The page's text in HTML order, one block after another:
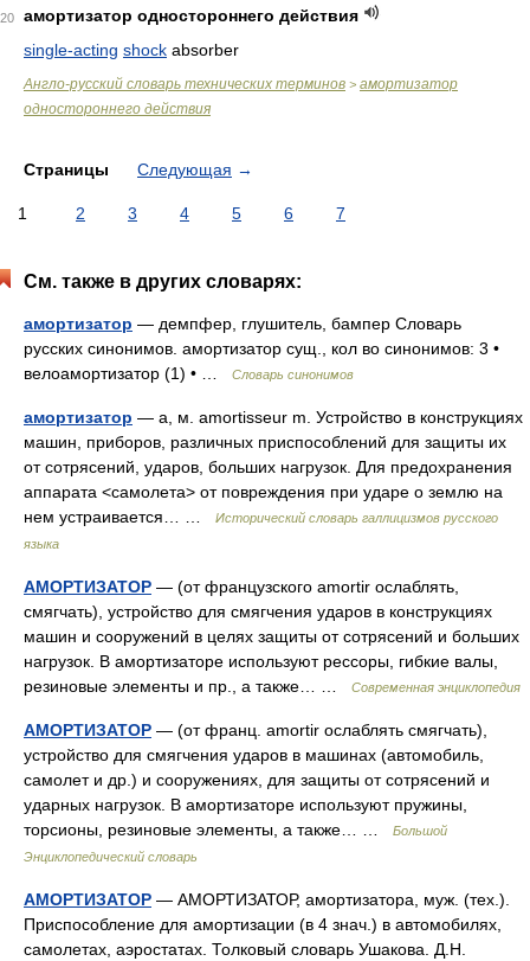
20
амортизатор одностороннего действия
single-acting shock absorber
Англо-русский словарь технических терминов > амортизатор
одностороннего действия
Страницы Следующая →
1 2 3 4 5 6 7
См. также в других словарях:
амортизатор — демпфер, глушитель, бампер Словарь
русских синонимов. амортизатор сущ., кол во синонимов: 3 •
велоамортизатор (1) • …
Словарь синонимов
амортизатор — а, м. amortisseur m. Устройство в конструкциях
машин, приборов, различных приспособлений для защиты их
от сотрясений, ударов, больших нагрузок. Для предохранения
аппарата <самолета> от повреждения при ударе о землю на
нем устраивается… …
Исторический словарь галлицизмов русского
языка
АМОРТИЗАТОР — (от французского amortir ослаблять,
смягчать), устройство для смягчения ударов в конструкциях
машин и сооружений в целях защиты от сотрясений и больших
нагрузок. В амортизаторе используют рессоры, гибкие валы,
резиновые элементы и пр., а также… …
Современная энциклопедия
АМОРТИЗАТОР — (от франц. amortir ослаблять смягчать),
устройство для смягчения ударов в машинах (автомобиль,
самолет и др.) и сооружениях, для защиты от сотрясений и
ударных нагрузок. В амортизаторе используют пружины,
торсионы, резиновые элементы, а также… …
Большой
Энциклопедический словарь
АМОРТИЗАТОР — АМОРТИЗАТОР, амортизатора, муж. (тех.).
Приспособление для амортизации (в 4 знач.) в автомобилях,
самолетах, аэростатах. Толковый словарь Ушакова. Д.Н.